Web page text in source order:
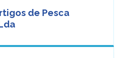
de Pesca